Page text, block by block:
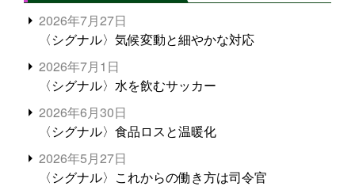
2026年7月27日
〈シグナル〉気候変動と細やかな対応
2026年7月1日
〈シグナル〉水を飲むサッカー
2026年6月30日
〈シグナル〉食品ロスと温暖化
2026年5月27日
〈シグナル〉これからの働き方は司令官